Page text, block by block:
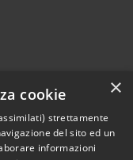
×
cookie
strettamente
del sito ed un
informazioni